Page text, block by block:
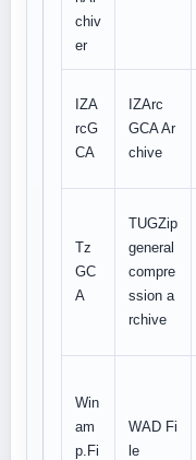
chiv
er
IZA
rcG
CA
IZArc
GCA Ar
chive
Tz
GC
A
TUGZip
general
compre
ssion a
rchive
Win
am
p.Fi
WAD Fi
le